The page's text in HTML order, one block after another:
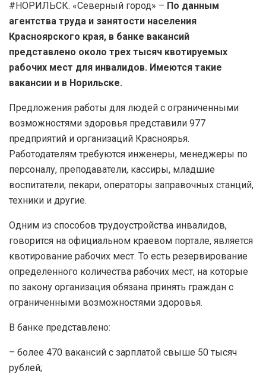
#НОРИЛЬСК. «Северный город» – По данным
агентства труда и занятости населения
Красноярского края, в банке вакансий
представлено около трех тысяч квотируемых
рабочих мест для инвалидов. Имеются такие
вакансии и в Норильске.
Предложения работы для людей с ограниченными
возможностями здоровья представили 977
предприятий и организаций Красноярья.
Работодателям требуются инженеры, менеджеры по
персоналу, преподаватели, кассиры, младшие
воспитатели, пекари, операторы заправочных станций,
техники и другие.
Одним из способов трудоустройства инвалидов,
говорится на официальном краевом портале, является
квотирование рабочих мест. То есть резервирование
определенного количества рабочих мест, на которые
по закону организация обязана принять граждан с
ограниченными возможностями здоровья.
В банке представлено:
– более 470 вакансий с зарплатой свыше 50 тысяч
рублей;